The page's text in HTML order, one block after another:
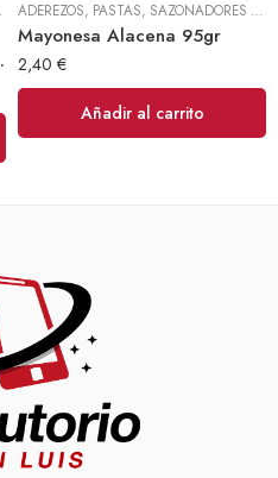
,TODOS
ADEREZOS, PASTAS, SAZONADORES Y CONDIMENTOS
Mayonesa Alacena 95gr
2,40 €
Añadir al carrito